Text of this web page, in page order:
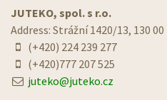
JUTEKO, spol. s r.o.
Address: Strážní 1420/13, 130 00
(+420) 224 239 277
(+420)777 207 525
juteko@juteko.cz